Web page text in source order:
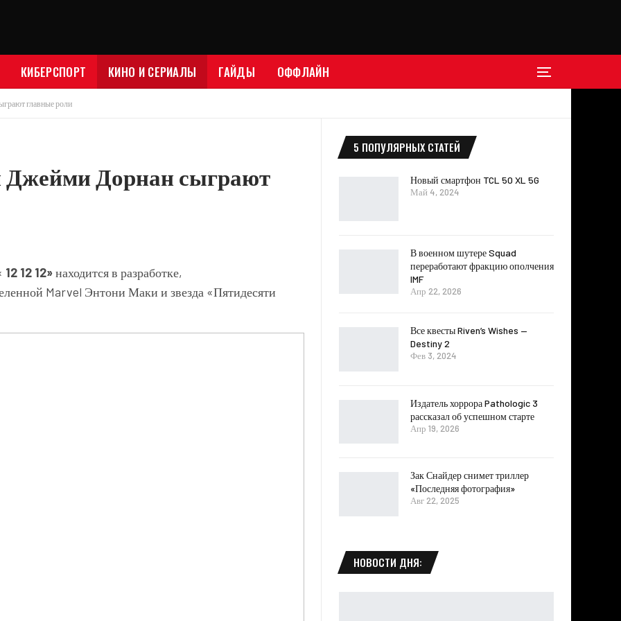
КИБЕРСПОРТ КИНО И СЕРИАЛЫ ГАЙДЫ ОФФЛАЙН
главные роли
Джейми Дорнан сыграют
12 12 12»находится в разработке,
Marvel Энтони Маки и звезда «Пятидесяти
5 ПОПУЛЯРНЫХ СТАТЕЙ
Новый смартфон TCL 50 XL 5G
Май 4, 2024
В военном шутере Squad
переработают фракцию ополчения
IMF
Апр 22, 2026
Все квесты Riven’s Wishes —
Destiny 2
Фев 3, 2024
Издатель хоррора Pathologic 3
рассказал об успешном старте
Апр 19, 2026
Зак Снайдер снимет триллер
«Последняя фотография»
Авг 22, 2025
НОВОСТИ ДНЯ: